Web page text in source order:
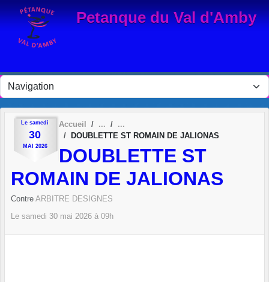
Petanque du Val d'Amby
Le samedi
30
MAI 2026
Accueil
DOUBLETTE ST ROMAIN DE JALIONAS
DOUBLETTE ST
ROMAIN DE JALIONAS
Contre ARBITRE DESIGNES
Le samedi 30 mai 2026 à 09h
Panneau de gestion des cookies